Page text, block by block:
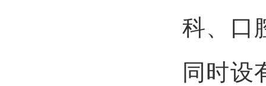
科、口
同时设